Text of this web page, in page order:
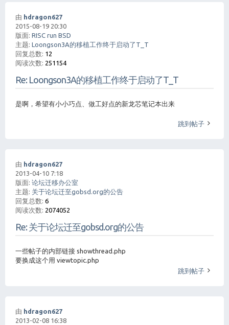
由 hdragon627
2015-08-19 20:30
版面: RISC run BSD
主题: Loongson3A的移植工作终于启动了T_T
回复总数: 12
阅读次数: 251154
Re: Loongson3A的移植工作终于启动了T_T
是啊，希望有小小巧点、做工好点的新龙芯笔记本出来
跳到帖子
由 hdragon627
2013-04-10 7:18
版面: 论坛迁移办公室
主题: 关于论坛迁至gobsd.org的公告
回复总数: 6
阅读次数: 2074052
Re: 关于论坛迁至gobsd.org的公告
一些帖子的内部链接 showthread.php
要换成这个用 viewtopic.php
跳到帖子
由 hdragon627
2013-02-08 16:38